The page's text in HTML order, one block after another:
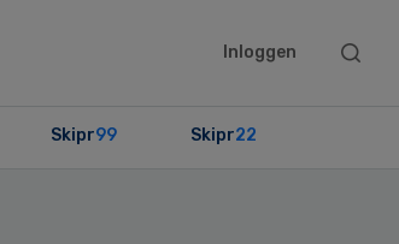
Inloggen
Search
Skipr99 Skipr22